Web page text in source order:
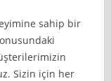
sahip bir
Sizin için her